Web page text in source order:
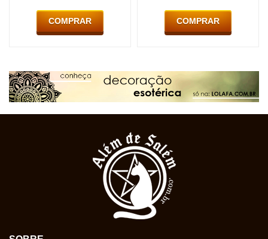
COMPRAR COMPRAR